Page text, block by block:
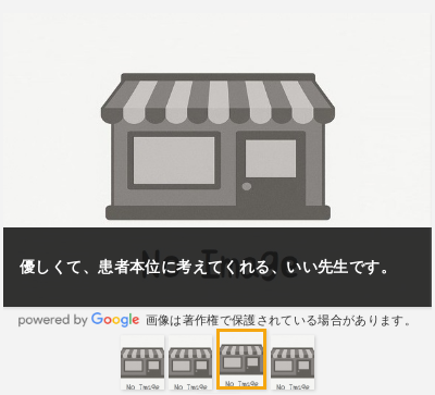
優しくて、患者本位に考えてくれる、いい先生です。
画像は著作権で保護されている場合があります。